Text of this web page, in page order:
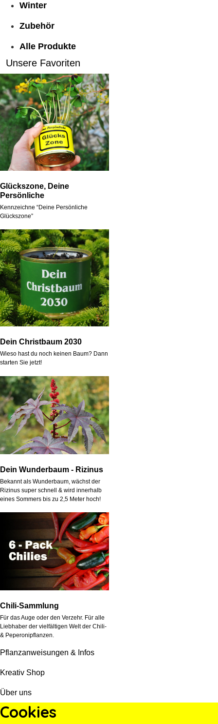
Winter
Zubehör
Alle Produkte
Unsere Favoriten
Glückszone, Deine
Persönliche
Kennzeichne “Deine Persönliche
Glückszone”
Dein Christbaum 2030
Wieso hast du noch keinen Baum? Dann
starten Sie jetzt!
Dein Wunderbaum - Rizinus
Bekannt als Wunderbaum, wächst der
Rizinus super schnell & wird innerhalb
eines Sommers bis zu 2,5 Meter hoch!
Chili-Sammlung
Für das Auge oder den Verzehr. Für alle
Liebhaber der vielfältigen Welt der Chili-
& Peperonipflanzen.
Pflanzanweisungen & Infos
Kreativ Shop
Über uns
Cookies